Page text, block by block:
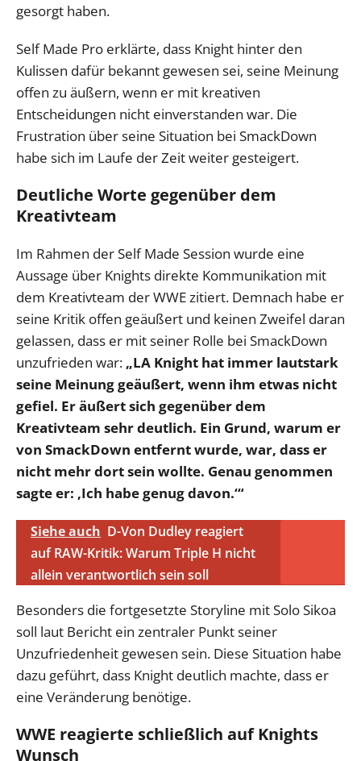
gesorgt haben.
Self Made Pro erklärte, dass Knight hinter den
Kulissen dafür bekannt gewesen sei, seine Meinung
offen zu äußern, wenn er mit kreativen
Entscheidungen nicht einverstanden war. Die
Frustration über seine Situation bei SmackDown
habe sich im Laufe der Zeit weiter gesteigert.
Deutliche Worte gegenüber dem
Kreativteam
Im Rahmen der Self Made Session wurde eine
Aussage über Knights direkte Kommunikation mit
dem Kreativteam der WWE zitiert. Demnach habe er
seine Kritik offen geäußert und keinen Zweifel daran
gelassen, dass er mit seiner Rolle bei SmackDown
unzufrieden war: „LA Knight hat immer lautstark
seine Meinung geäußert, wenn ihm etwas nicht
gefiel. Er äußert sich gegenüber dem
Kreativteam sehr deutlich. Ein Grund, warum er
von SmackDown entfernt wurde, war, dass er
nicht mehr dort sein wollte. Genau genommen
sagte er: ‚Ich habe genug davon.‘“
Siehe auch D-Von Dudley reagiert
auf RAW-Kritik: Warum Triple H nicht
allein verantwortlich sein soll
Besonders die fortgesetzte Storyline mit Solo Sikoa
soll laut Bericht ein zentraler Punkt seiner
Unzufriedenheit gewesen sein. Diese Situation habe
dazu geführt, dass Knight deutlich machte, dass er
eine Veränderung benötige.
WWE reagierte schließlich auf Knights
Wunsch